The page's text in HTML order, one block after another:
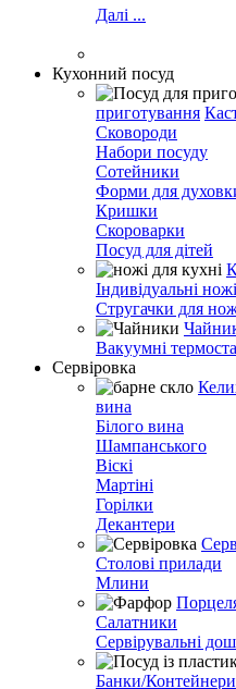
Далі ...
Кухонний посуд
приготування
Сковороди
Набори посуду
Сотейники
Форми для
Кришки
Скороварки
Посуд для дітей
Індивідуальні ножі
Стругачки для
Вакуумні
Сервіровка
вина
Білого вина
Шампанського
Віскі
Мартіні
Горілки
Декантери
Столові прилади
Млини
Салатники
Сервірувальні
Банки/Контейнери